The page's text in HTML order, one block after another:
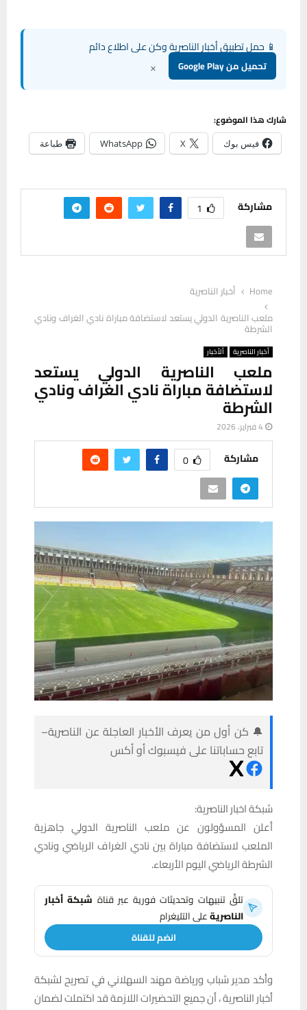
📱 حمل تطبيق أخبار الناصرية وكن على اطلاع دائم
تحميل من Google Play ×
شارك هذا الموضوع:
فيس بوك X
WhatsApp طباعة
مشاركة 1
Home
أخبار الناصرية
ملعب الناصرية الدولي يستعد لاستضافة مباراة نادي الغراف ونادي
الشرطة
أخبار الناصرية ألأخبار
ملعب الناصرية الدولي يستعد
لاستضافة مباراة نادي الغراف ونادي
الشرطة
4 فبراير، 2026
مشاركة 0
🔔 كن أول من يعرف الأخبار العاجلة عن الناصرية–
تابع حساباتنا على فيسبوك أو أكس
شبكة اخبار الناصرية:
أعلن المسؤولون عن ملعب الناصرية الدولي جاهزية
الملعب لاستضافة مباراة بين نادي الغراف الرياضي ونادي
الشرطة الرياضي اليوم الأربعاء.
تلقَّ تنبيهات وتحديثات فورية عبر قناة شبكة أخبار
الناصريةعلى التليغرام
انضم للقناة
وأكد مدير شباب ورياضة مهند السهلاني في تصريح لشبكة
أخبار الناصرية ، أن جميع التحضيرات اللازمة قد اكتملت لضمان